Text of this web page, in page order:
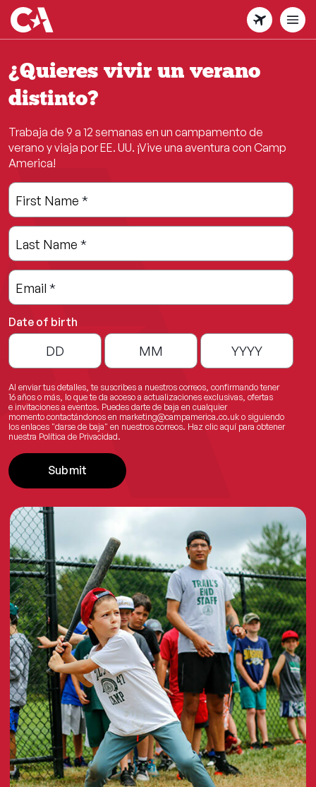
Skip
to
main
content
¿Quieres vivir un verano
distinto?
Trabaja de 9 a 12 semanas en un campamento de
verano y viaja por EE. UU. ¡Vive una aventura con Camp
America!
Leave
this
field
blank
Freeform
Check
First Name *
Last Name *
Email *
Date of birth
Al enviar tus detalles, te suscribes a nuestros correos, confirmando tener
16 años o más, lo que te da acceso a actualizaciones exclusivas, ofertas
e invitaciones a eventos. Puedes darte de baja en cualquier
momento contactándonos en marketing@campamerica.co.uk o siguiendo
los enlaces "darse de baja" en nuestros correos. Haz clic aquí para obtener
nuestra Política de Privacidad.
Submit